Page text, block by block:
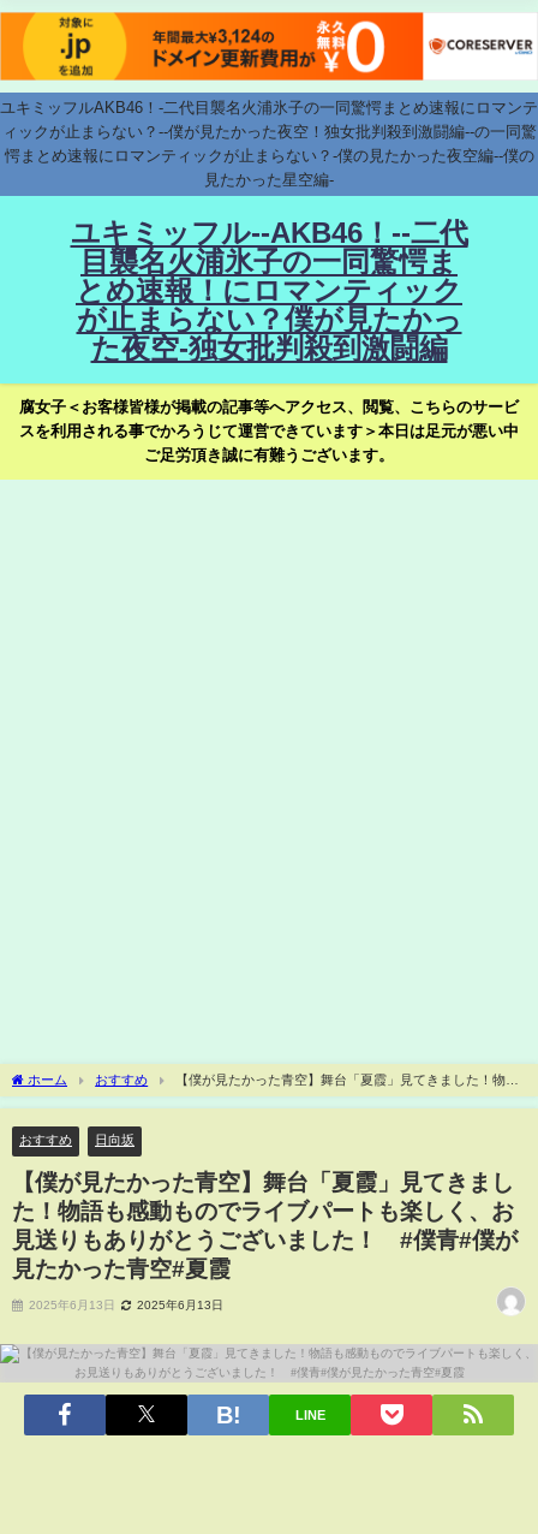
ユキミッフルAKB46！-二代目襲名火浦氷子の一同驚愕まとめ速報にロマンテ
ィックが止まらない？--僕が見たかった夜空！独女批判殺到激闘編--の一同驚
愕まとめ速報にロマンティックが止まらない？-僕の見たかった夜空編--僕の
見たかった星空編-
ユキミッフル--AKB46！--二代
目襲名火浦氷子の一同驚愕ま
とめ速報！にロマンティック
が止まらない？僕が見たかっ
た夜空-独女批判殺到激闘編
腐女子＜お客様皆様が掲載の記事等へアクセス、閲覧、こちらのサービ
スを利用される事でかろうじて運営できています＞本日は足元が悪い中
ご足労頂き誠に有難うございます。
ホーム おすすめ
【僕が見たかった青空】舞台「夏霞」見てきました！物語
も感動ものでライブパートも楽しく、お見送りもありがとうございました！ #僕青#
おすすめ
日向坂
【僕が見たかった青空】舞台「夏霞」見てきまし
た！物語も感動ものでライブパートも楽しく、お
見送りもありがとうございました！ #僕青#僕が
見たかった青空#夏霞
2025年6月13日 2025年6月13日
LINE